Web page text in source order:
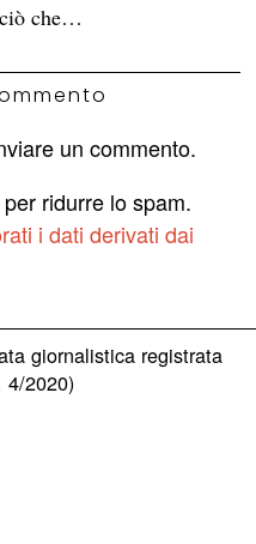
che…
un commento.
ridurre lo spam.
i dati derivati dai
giornalistica registrata
4/2020)